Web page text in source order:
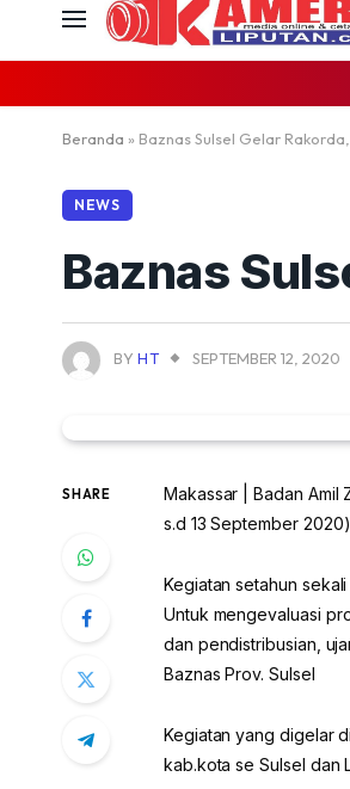
Beranda » Baznas Sulsel Gelar
NEWS
Baznas
BY HT SEPTEMBER 12, 2020
SHARE
Makassar | Badan Amil
s.d 13 September
Kegiatan setahun
Untuk mengevaluasi
dan pendistribusian,
Baznas Prov. Sulsel
Kegiatan yang digelar
kab.kota se Sulsel dan